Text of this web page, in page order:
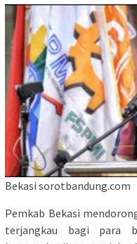
Bekasi sorotbandung.com
Pemkab Bekasi
terjangkau bagi para